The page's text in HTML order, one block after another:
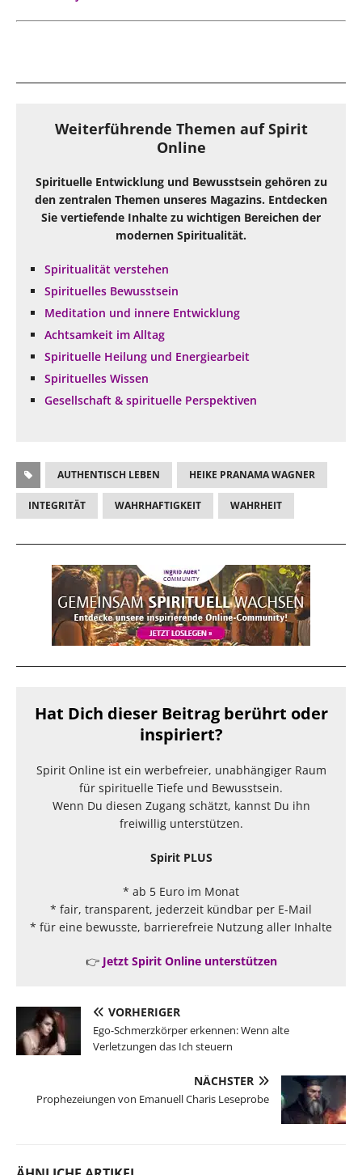
Weiterführende Themen auf Spirit
Online
Spirituelle Entwicklung und Bewusstsein gehören zu
den zentralen Themen unseres Magazins. Entdecken
Sie vertiefende Inhalte zu wichtigen Bereichen der
modernen Spiritualität.
Spiritualität verstehen
Spirituelles Bewusstsein
Meditation und innere Entwicklung
Achtsamkeit im Alltag
Spirituelle Heilung und Energiearbeit
Spirituelles Wissen
Gesellschaft & spirituelle Perspektiven
AUTHENTISCH LEBEN HEIKE PRANAMA WAGNER
INTEGRITÄT WAHRHAFTIGKEIT WAHRHEIT
Hat Dich dieser Beitrag berührt oder
inspiriert?
Spirit Online ist ein werbefreier, unabhängiger Raum
für spirituelle Tiefe und Bewusstsein.
Wenn Du diesen Zugang schätzt, kannst Du ihn
freiwillig unterstützen.
Spirit PLUS
* ab 5 Euro im Monat
* fair, transparent, jederzeit kündbar per E-Mail
* für eine bewusste, barrierefreie Nutzung aller Inhalte
👉 Jetzt Spirit Online unterstützen
VORHERIGER
Ego-Schmerzkörper erkennen: Wenn alte
Verletzungen das Ich steuern
NÄCHSTER
Prophezeiungen von Emanuell Charis Leseprobe